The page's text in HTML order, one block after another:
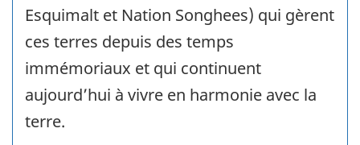
Esquimalt et Nation Songhees) qui gèrent
ces terres depuis des temps
immémoriaux et qui continuent
aujourd’hui à vivre en harmonie avec la
terre.